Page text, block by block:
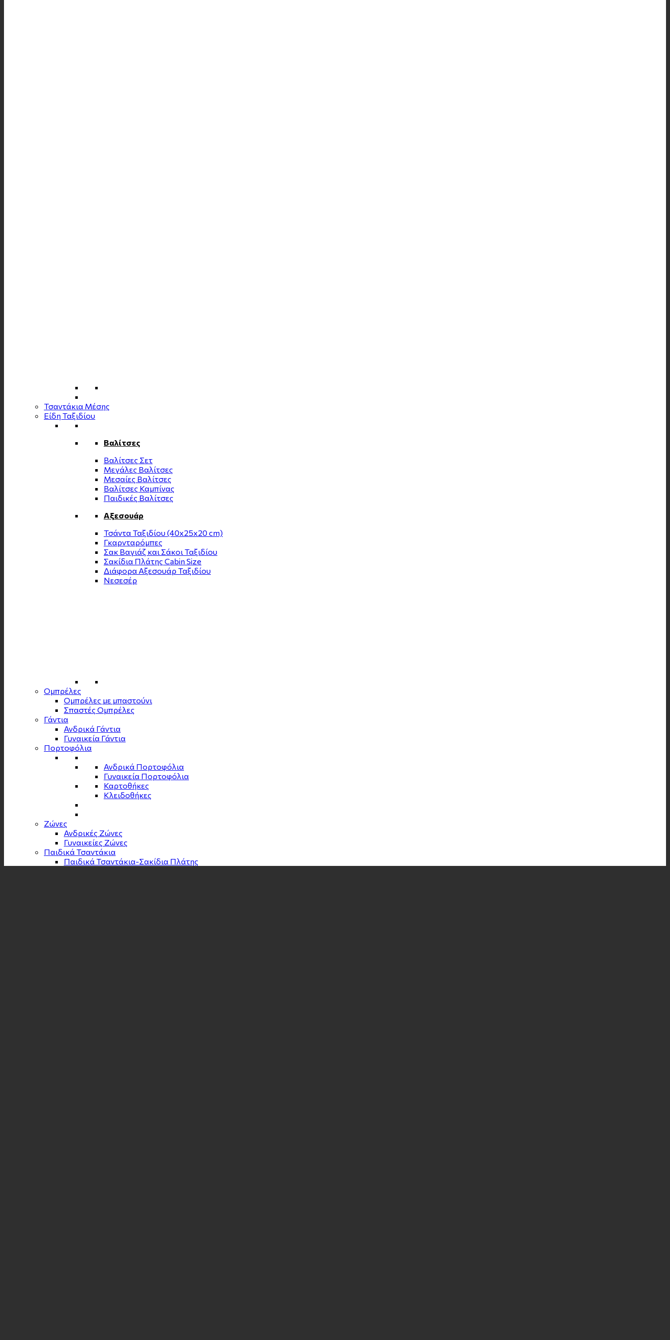
Τσαντάκια Μέσης
Είδη Ταξιδίου
Βαλίτσες
Βαλίτσες Σετ
Μεγάλες Βαλίτσες
Μεσαίες Βαλίτσες
Βαλίτσες Καμπίνας
Παιδικές Βαλίτσες
Αξεσουάρ
Τσάντα Ταξιδίου (40x25x20 cm)
Γκαρνταρόμπες
Σακ Βαγιάζ και Σάκοι Ταξιδίου
Σακίδια Πλάτης Cabin Size
Διάφορα Αξεσουάρ Ταξιδίου
Νεσεσέρ
Ομπρέλες
Ομπρέλες με μπαστούνι
Σπαστές Ομπρέλες
Γάντια
Ανδρικά Γάντια
Γυναικεία Γάντια
Πορτοφόλια
Ανδρικά Πορτοφόλια
Γυναικεία Πορτοφόλια
Καρτοθήκες
Κλειδοθήκες
Zώνες
Ανδρικές Ζώνες
Γυναικείες Ζώνες
Παιδικά Τσαντάκια
Παιδικά Τσαντάκια-Σακίδια Πλάτης